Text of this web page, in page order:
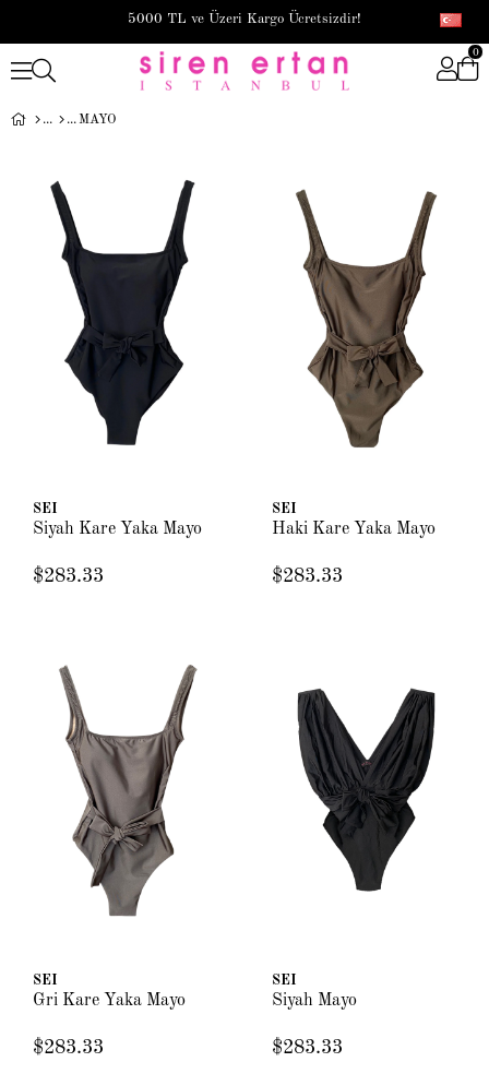
5000 TL ve Üzeri Kargo Ücretsizdir!
0
MAYO
SEI
Siyah Kare Yaka Mayo
$283.33
SEI
Haki Kare Yaka Mayo
$283.33
SEI
Gri Kare Yaka Mayo
$283.33
SEI
Siyah Mayo
$283.33